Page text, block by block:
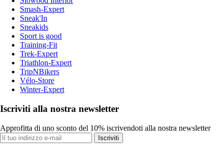
Smash-Expert
Sneak'In
Sneakids
Sport is good
Training-Fit
Trek-Expert
Triathlon-Expert
TripNBikers
Vélo-Store
Winter-Expert
Iscriviti alla nostra newsletter
Approfitta di uno sconto del 10% iscrivendoti alla nostra newsletter
Iscriviti